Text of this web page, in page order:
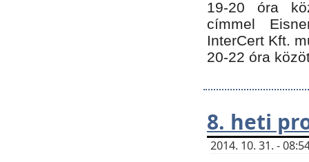
19-20 óra
címmel
InterCert Kft.
20-22 óra
8. heti
2014. 10. 31. -